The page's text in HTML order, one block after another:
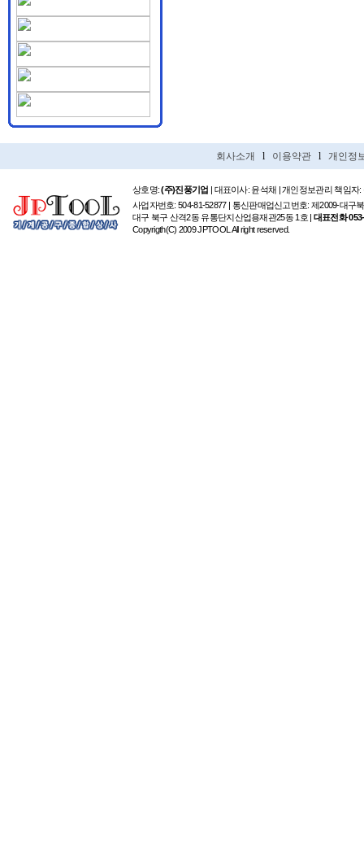
회사소개 l 이용약관 l 개인정
상호명:(주)진풍기업 | 대표이사: 윤석채 | 개인정보관리 책임자:
사업자번호: 504-81-52877 | 통신판매업신고번호: 제2009-대구
대구 북구 산격2동 유통단지산업용재관25동 1호 | 대표전화
Copyrigth(C) 2009 JPTOOL All right reserved.